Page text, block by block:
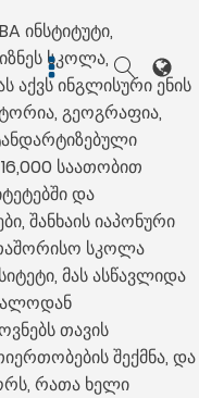
ინსტიტუტი,
სკოლა,
აქვს ინგლისური ენის
გეოგრაფია,
საათობით
და
შანხაის იაპონური
სკოლა
მას ასწავლიდა
თავის
შექმნა, და
რათა ხელი